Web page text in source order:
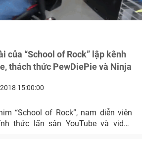
của “School of Rock” lập kênh
thách thức PewDiePie và Ninja
15:00:00
“School of Rock”, nam diễn viên
thức lấn sân YouTube và video